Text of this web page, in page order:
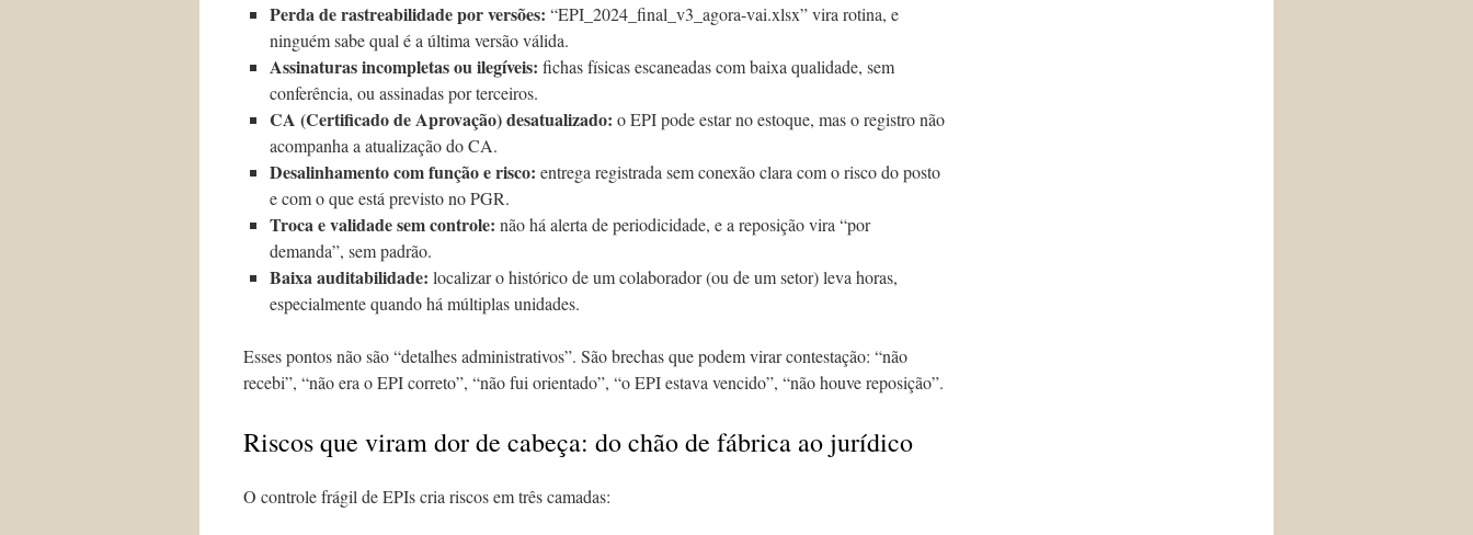
Perda de rastreabilidade por versões: “EPI_2024_final_v3_agora-vai.xlsx” vira rotina, e
ninguém sabe qual é a última versão válida.
Assinaturas incompletas ou ilegíveis: fichas físicas escaneadas com baixa qualidade, sem
conferência, ou assinadas por terceiros.
CA (Certificado de Aprovação) desatualizado: o EPI pode estar no estoque, mas o registro não
acompanha a atualização do CA.
Desalinhamento com função e risco: entrega registrada sem conexão clara com o risco do posto
e com o que está previsto no PGR.
Troca e validade sem controle: não há alerta de periodicidade, e a reposição vira “por
demanda”, sem padrão.
Baixa auditabilidade: localizar o histórico de um colaborador (ou de um setor) leva horas,
especialmente quando há múltiplas unidades.
Esses pontos não são “detalhes administrativos”. São brechas que podem virar contestação: “não
recebi”, “não era o EPI correto”, “não fui orientado”, “o EPI estava vencido”, “não houve reposição”.
Riscos que viram dor de cabeça: do chão de fábrica ao jurídico
O controle frágil de EPIs cria riscos em três camadas: